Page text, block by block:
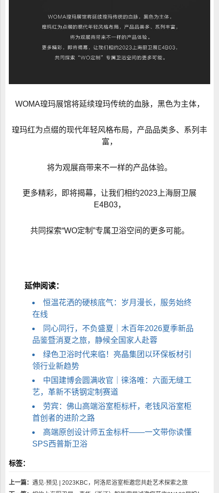
WOMA瑝玛展馆将延续瑝玛传统的血脉，黑色为主体，
瑝玛红为点缀的现代年轻风格布局，产品品类多、系列丰
富，
将为观展商带来不一样的产品体验。
更多精彩，即将揭幕，让我们相约2023上海厨卫展
E4B03，
共同探索“WO定制”专属卫浴空间的更多可能。
延伸阅读：
恒温花洒的硬核底气：岁月漫长，服务始终
在线
同心同行，不负盛夏｜木百年2026夏季新品
品鉴暨消夏之旅，静候全国家人赴蓉
绿色卫浴时代来临！亮晶集团以环保板材引
领行业新趋势
中国建博会圆满收官｜徕洛唯：六面无缝工
艺，革新不锈钢定制赛道
劳宾：佛山高端浴室柜标杆，老钱风浴室柜
首创者的进阶之路
高端原创设计师五金标杆——一文带你读懂
SPS西普斯卫浴
标签：
上一篇： 遇见·预见 | 2023KBC，阿洛尼浴室柜邀您共赴艺术探索之旅